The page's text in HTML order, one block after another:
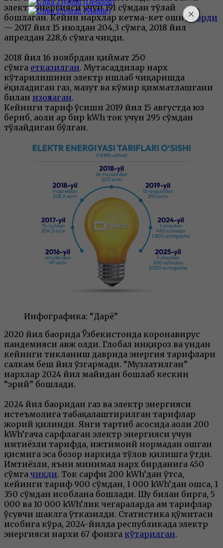
электр энергияси учун 191 сўмдан тўлай
бошлаган. Кейин нархлар кетма-кет ошибборди
— 2017 йил 15 июлдан 204,3 сўмга, 2018 йил
апрелдан 228,6 сўмга чиқди.
2018 йил 16 ноябрдан қиймат 250
сўмга етказилган. Мутасаддилар нарх
кўтарилишини электр ишлаб чиқаришда
ёқиладиган газ, мазут ва кўмир қимматлашгани
билан изоҳлаган.
Кейинги тариф ўсиши 2019 йил 15 августда юз
бериб, аҳоли ҳар бир kWh ток учун 295 сўмдан
тўлайдиган бўлган.
Инфографика: “Дарё”
2020 йил баҳорида Ўзбекистонда коронавирус
пандемияси авж олди. Глобал инқироз ва ундан
кейинги тикланиш даврида энергия тарифлари
салкам беш йил ўзгармади. “Музлатилган”
нархлар 2024 йил майидан бошлаб кескин
“эрий” бошлади.
2024 йил баҳоридан газ ва электр энергияси
истеъмолига табақалаштирилган тарифлар
жорий қилинди. Янги тартиб асосида аҳоли 200
kWh’гача сарфлаган электр энергияси учун
имтиёзли тарифда, ижтимоий нормадан ошган
қисмига эса бозор нархида тўлов қилишга ўтди.
Имтиёзли, яъни минимал нарх бирданига 450
сўмга чиқди. Ток сарфи 200 kWh’дан ўтса,
кейинги тариф 900 сўмдан, 1 000 kWh’дан ошса, 1
350 сўмдан ҳисоблана бошлади. Шу билан бирга, 5
000 ва 10 000 kWh’лик чегараларда ҳам тарифлар
ўсувчи шаклга ўтказилди. Статистика қўмитаси
ҳисобига кўра, 2024-йилда республикада электр
энергияси нархи 67 фоизга кўтарилган.